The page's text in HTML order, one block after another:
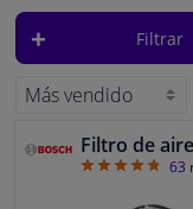
Ventanas y accesorios
Limpieza y
Filtrar
Filtro de
63